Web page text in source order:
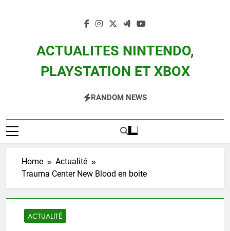
ACTUALITES NINTENDO,
PLAYSTATION ET XBOX
Zelda, Splatoon, Pokemon Entre Autres
RANDOM NEWS
Home
Actualité
Trauma Center New Blood en boite
ACTUALITÉ